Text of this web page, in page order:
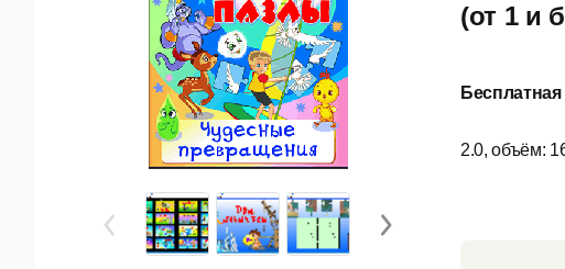
(от 1 и
2.0, объём: